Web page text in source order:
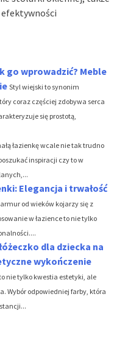
go wprowadzić? Meble
Styl wiejski to synonim
coraz częściej zdobywa serca
się prostotą,
łazienkę wcale nie tak trudno
inspiracji czy to w
Elegancja i trwałość
od wieków kojarzy się z
w łazience to nie tylko
dla dziecka na
wykończenie
nie tylko kwestia estetyki, ale
Wybór odpowiedniej farby, która